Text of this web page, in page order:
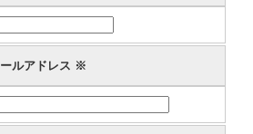
ルアドレス ※